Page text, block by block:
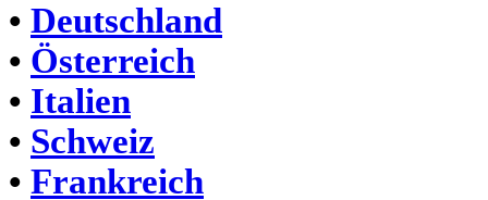
• Deutschland
• Österreich
• Italien
• Schweiz
• Frankreich